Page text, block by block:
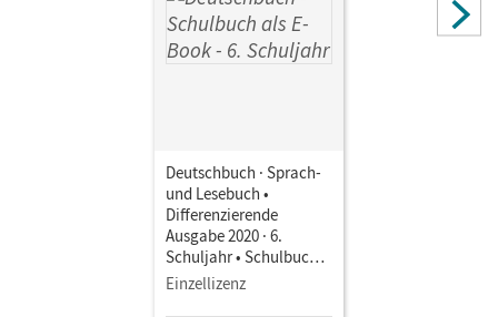
Deutschbuch · Sprach-
und Lesebuch •
Differenzierende
Ausgabe 2020 · 6.
Schuljahr • Schulbuch
als E-Book Mit Medien
Einzellizenz